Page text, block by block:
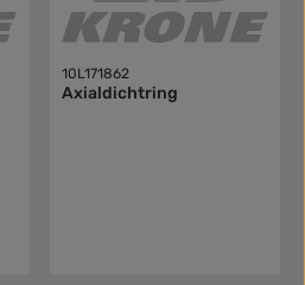
10L171862
Axialdichtring